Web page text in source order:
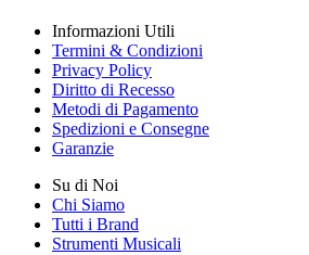
Informazioni Utili
Termini & Condizioni
Privacy Policy
Diritto di Recesso
Metodi di Pagamento
Spedizioni e Consegne
Garanzie
Su di Noi
Chi Siamo
Tutti i Brand
Strumenti Musicali